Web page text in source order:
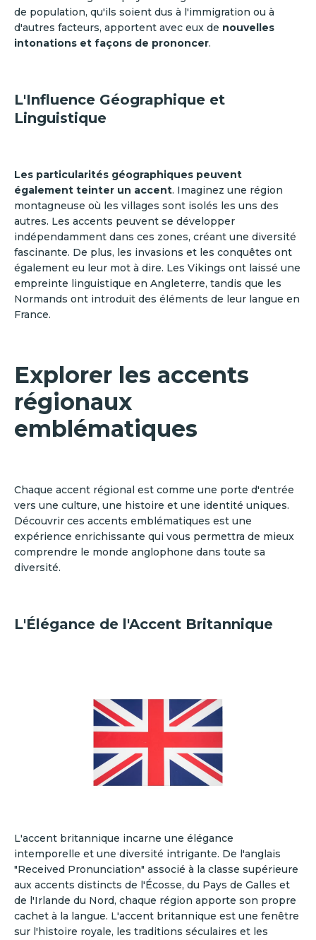
de population, qu'ils soient dus à l'immigration ou à
d'autres facteurs, apportent avec eux de nouvelles
intonations et façons de prononcer.
L'Influence Géographique et
Linguistique
Les particularités géographiques peuvent
également teinter un accent. Imaginez une région
montagneuse où les villages sont isolés les uns des
autres. Les accents peuvent se développer
indépendamment dans ces zones, créant une diversité
fascinante. De plus, les invasions et les conquêtes ont
également eu leur mot à dire. Les Vikings ont laissé une
empreinte linguistique en Angleterre, tandis que les
Normands ont introduit des éléments de leur langue en
France.
Explorer les accents
régionaux
emblématiques
Chaque accent régional est comme une porte d'entrée
vers une culture, une histoire et une identité uniques.
Découvrir ces accents emblématiques est une
expérience enrichissante qui vous permettra de mieux
comprendre le monde anglophone dans toute sa
diversité.
L'Élégance de l'Accent Britannique
L'accent britannique incarne une élégance
intemporelle et une diversité intrigante. De l'anglais
"Received Pronunciation" associé à la classe supérieure
aux accents distincts de l'Écosse, du Pays de Galles et
de l'Irlande du Nord, chaque région apporte son propre
cachet à la langue. L'accent britannique est une fenêtre
sur l'histoire royale, les traditions séculaires et les